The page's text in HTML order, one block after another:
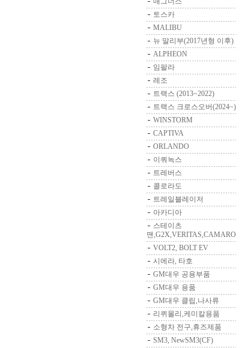
토스카
MALIBU
뉴 말리부(2017년형 이후)
ALPHEON
임팔라
레조
트랙스 (2013~2022)
트랙스 크로스오버(2024~)
WINSTORM
CAPTIVA
ORLANDO
이쿼녹스
트레버스
콜로라도
트레일블레이저
아카디아
스테이츠
맨,G2X,VERITAS,CAMARO
VOLT2, BOLT EV
시에라, 타호
GM대우 공용부품
GM대우 용품
GM대우 클립,나사류
리퀴몰리,케미칼용품
소형차 전구,휴즈제품
SM3, NewSM3(CF)